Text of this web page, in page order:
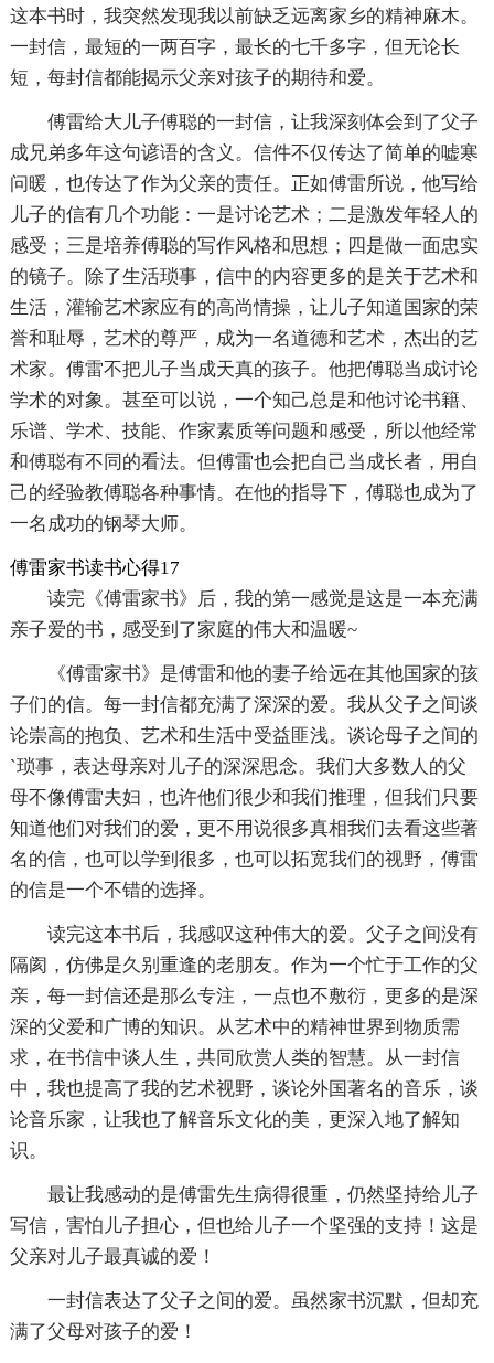
这本书时，我突然发现我以前缺乏远离家乡的精神麻木。
一封信，最短的一两百字，最长的七千多字，但无论长
短，每封信都能揭示父亲对孩子的期待和爱。
傅雷给大儿子傅聪的一封信，让我深刻体会到了父子
成兄弟多年这句谚语的含义。信件不仅传达了简单的嘘寒
问暖，也传达了作为父亲的责任。正如傅雷所说，他写给
儿子的信有几个功能：一是讨论艺术；二是激发年轻人的
感受；三是培养傅聪的写作风格和思想；四是做一面忠实
的镜子。除了生活琐事，信中的内容更多的是关于艺术和
生活，灌输艺术家应有的高尚情操，让儿子知道国家的荣
誉和耻辱，艺术的尊严，成为一名道德和艺术，杰出的艺
术家。傅雷不把儿子当成天真的孩子。他把傅聪当成讨论
学术的对象。甚至可以说，一个知己总是和他讨论书籍、
乐谱、学术、技能、作家素质等问题和感受，所以他经常
和傅聪有不同的看法。但傅雷也会把自己当成长者，用自
己的经验教傅聪各种事情。在他的指导下，傅聪也成为了
一名成功的钢琴大师。
傅雷家书读书心得17
读完《傅雷家书》后，我的第一感觉是这是一本充满
亲子爱的书，感受到了家庭的伟大和温暖~
《傅雷家书》是傅雷和他的妻子给远在其他国家的孩
子们的信。每一封信都充满了深深的爱。我从父子之间谈
论崇高的抱负、艺术和生活中受益匪浅。谈论母子之间的
`琐事，表达母亲对儿子的深深思念。我们大多数人的父
母不像傅雷夫妇，也许他们很少和我们推理，但我们只要
知道他们对我们的爱，更不用说很多真相我们去看这些著
名的信，也可以学到很多，也可以拓宽我们的视野，傅雷
的信是一个不错的选择。
读完这本书后，我感叹这种伟大的爱。父子之间没有
隔阂，仿佛是久别重逢的老朋友。作为一个忙于工作的父
亲，每一封信还是那么专注，一点也不敷衍，更多的是深
深的父爱和广博的知识。从艺术中的精神世界到物质需
求，在书信中谈人生，共同欣赏人类的智慧。从一封信
中，我也提高了我的艺术视野，谈论外国著名的音乐，谈
论音乐家，让我也了解音乐文化的美，更深入地了解知
识。
最让我感动的是傅雷先生病得很重，仍然坚持给儿子
写信，害怕儿子担心，但也给儿子一个坚强的支持！这是
父亲对儿子最真诚的爱！
一封信表达了父子之间的爱。虽然家书沉默，但却充
满了父母对孩子的爱！